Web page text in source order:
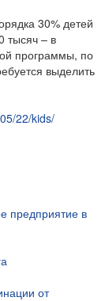
30% детей
тысяч – в
программы, по
выделить
22/kids/
предприятие в
от